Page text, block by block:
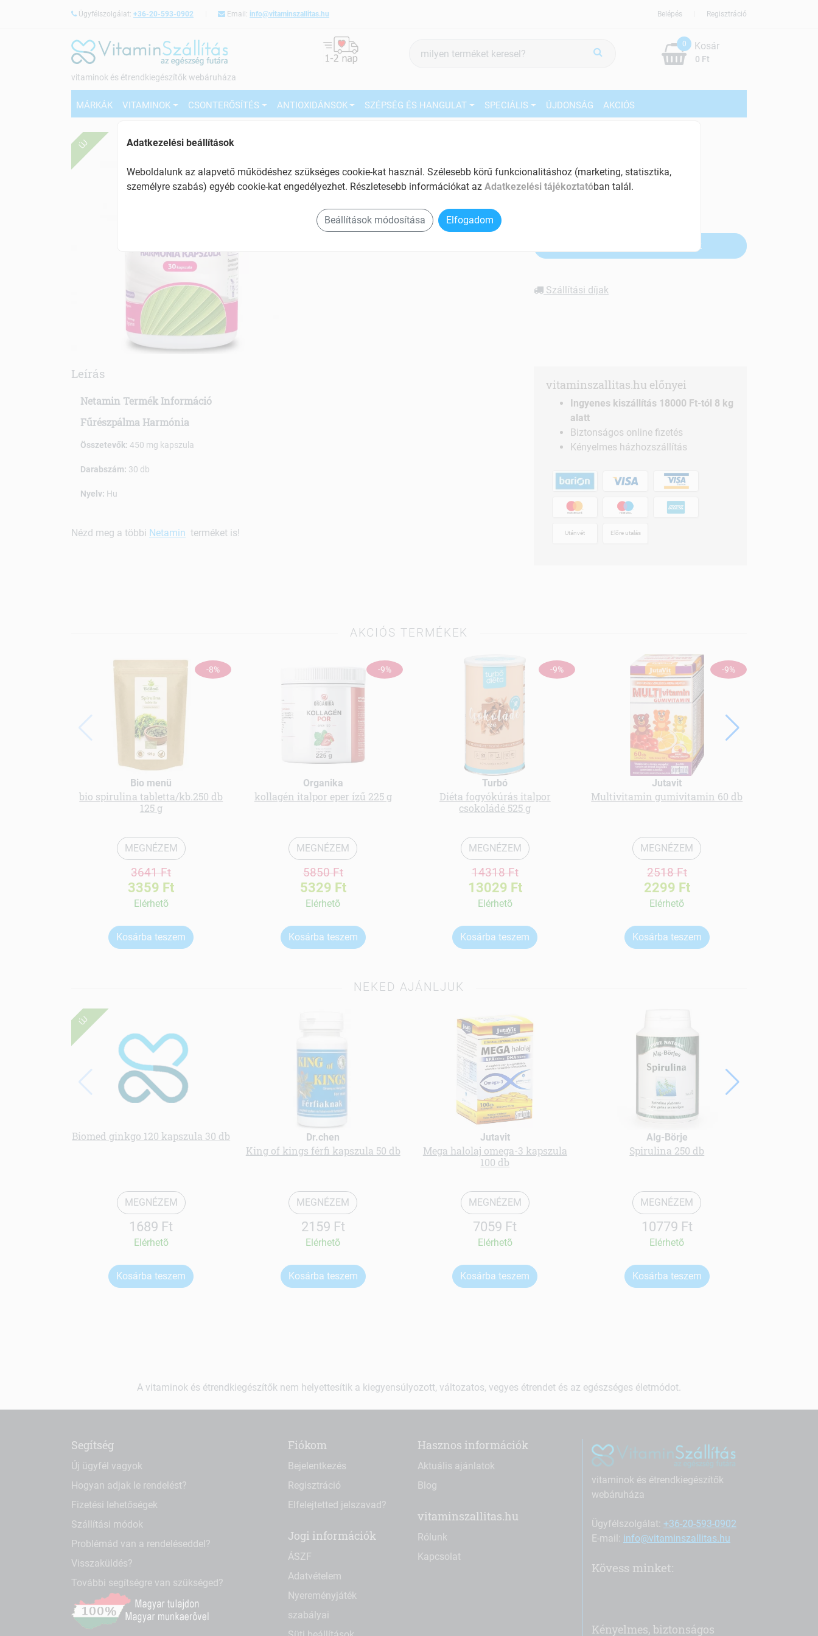
Ügyfélszolgálat: +36-20-593-0902 Email: info@vitaminszallitas.hu Regisztráció
Belépés
vitaminok és étrendkiegészítők webáruháza
keresés
0
0 Ft
Kosár
MÁRKÁK VITAMINOK CSONTERŐSÍTÉS ANTIOXIDÁNSOK SZÉPSÉG ÉS HANGULAT SPECIÁLIS ÚJDONSÁG AKCIÓS
ÚJ
450mg kapszula 30db
Tartalom: 30 db
27% ÁFÁ-val , [106 Ft/db]
Szállítási díjak
Leírás
Netamin Termék Információ
Fűrészpálma Harmónia
Összetevők: 450 mg kapszula
Darabszám: 30 db
Nyelv: Hu
Nézd meg a többi Netamin terméket is!
vitaminszallitas.hu előnyei
Ingyenes kiszállítás 18000 Ft-tól 8 kg
alatt
Biztonságos online fizetés
Kényelmes házhozszállítás
Utánvét Előre utalás
AKCIÓS TERMÉKEK
-8%
Bio menü
bio spirulina tabletta/kb.250 db
125 g
MEGNÉZEM
3641 Ft
3359 Ft
Elérhetõ
Kosárba teszem
-9%
Organika
kollagén italpor eper ízű 225 g
MEGNÉZEM
5850 Ft
5329 Ft
Elérhetõ
Kosárba teszem
-9%
Turbó
Diéta fogyókúrás italpor
csokoládé 525 g
MEGNÉZEM
14318 Ft
13029 Ft
Elérhetõ
Kosárba teszem
-9%
Jutavit
Multivitamin gumivitamin 60 db
MEGNÉZEM
2518 Ft
2299 Ft
Elérhetõ
Kosárba teszem
NEKED AJÁNLJUK
ÚJ
Biomed ginkgo 120 kapszula 30 db
MEGNÉZEM
1689 Ft
Elérhetõ
Kosárba teszem
Dr.chen
King of kings férfi kapszula 50 db
MEGNÉZEM
2159 Ft
Elérhetõ
Kosárba teszem
Jutavit
Mega halolaj omega-3 kapszula
100 db
MEGNÉZEM
7059 Ft
Elérhetõ
Kosárba teszem
Alg-Börje
Spirulina 250 db
MEGNÉZEM
10779 Ft
Elérhetõ
Kosárba teszem
A vitaminok és étrendkiegészítők nem helyettesítik a kiegyensúlyozott, változatos, vegyes étrendet és az egészséges életmódot.
Segítség
Új ügyfél vagyok
Hogyan adjak le rendelést?
Fizetési lehetőségek
Szállítási módok
Problémád van a rendeléseddel?
Visszaküldés?
További segítségre van szükséged?
Fiókom
Bejelentkezés
Regisztráció
Elfelejtetted jelszavad?
Jogi információk
ÁSZF
Adatvételem
Nyereményjáték
szabályai
Hasznos információk
Aktuális ajánlatok
Blog
vitaminszallitas.hu
Rólunk
Kapcsolat
vitaminok és étrendkiegészítők
webáruháza
Ügyfélszolgálat: +36-20-593-0902
E-mail: info@vitaminszallitas.hu
Kövess minket:
Kényelmes, biztonságos
Adatkezelési beállítások
Weboldalunk az alapvető működéshez szükséges cookie-kat használ. Szélesebb körű funkcionalitáshoz (marketing, statisztika,
személyre szabás) egyéb cookie-kat engedélyezhet. Részletesebb információkat az Adatkezelési tájékoztatóban talál.
Beállítások módosítása Elfogadom